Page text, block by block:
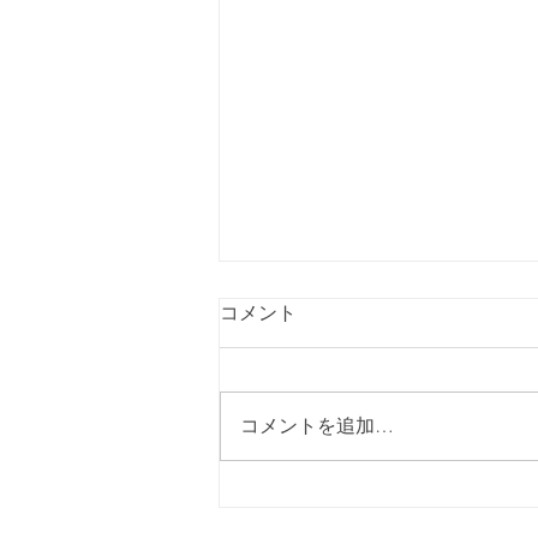
コメント
コメントを追加…